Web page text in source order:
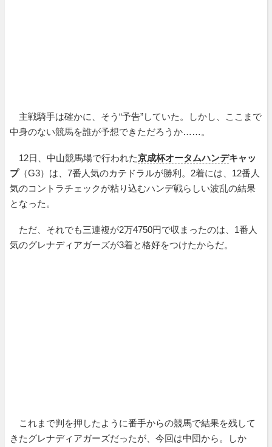
主戦騎手は確かに、そう“予告”していた。しかし、ここまで
中身のない競馬を誰が予想できただろうか……。
12日、中山競馬場で行われた京成杯オータムハンデキャッ
プ（G3）は、7番人気のカテドラルが勝利。2着には、12番人
気のコントラチェックが粘り込むハンデ戦らしい波乱の結果
となった。
ただ、それでも三連複が2万4750円で収まったのは、1番人
気のグレナディアガーズが3着と格好をつけたからだ。
これまで判を押したように番手からの競馬で結果を残して
きたグレナディアガーズだったが、今回は中団から。しか